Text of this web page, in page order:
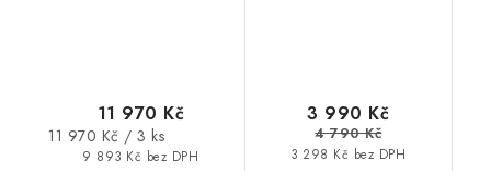
9 893 Kč bez DPH
11 970 Kč
Měrná
cena:
11 970 Kč / 3 ks
3 298 Kč bez DPH
3 990 Kč
4 790 Kč